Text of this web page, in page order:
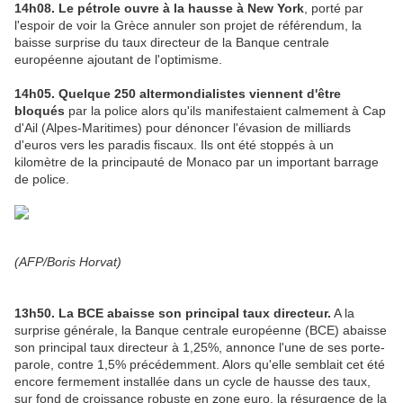
14h08. Le pétrole ouvre à la hausse à New York, porté par
l'espoir de voir la Grèce annuler son projet de référendum, la
baisse surprise du taux directeur de la Banque centrale
européenne ajoutant de l'optimisme.
14h05. Quelque 250 altermondialistes viennent d'être
bloqués par la police alors qu'ils manifestaient calmement à Cap
d'Ail (Alpes-Maritimes) pour dénoncer l'évasion de milliards
d'euros vers les paradis fiscaux. Ils ont été stoppés à un
kilomètre de la principauté de Monaco par un important barrage
de police.
(AFP/Boris Horvat)
13h50. La BCE abaisse son principal taux directeur. A la
surprise générale, la Banque centrale européenne (BCE) abaisse
son principal taux directeur à 1,25%, annonce l'une de ses porte-
parole, contre 1,5% précédemment. Alors qu'elle semblait cet été
encore fermement installée dans un cycle de hausse des taux,
sur fond de croissance robuste en zone euro, la résurgence de la